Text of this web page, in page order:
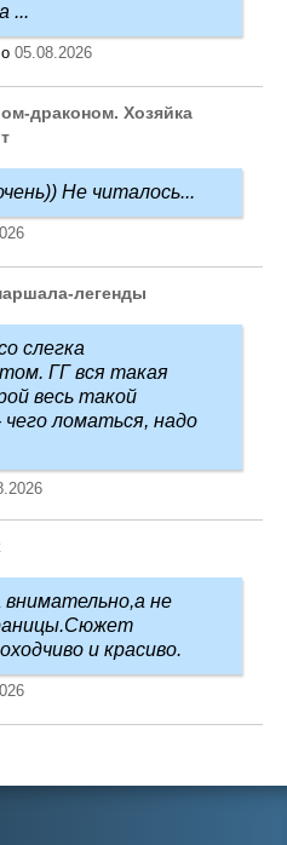
...
05.08.2026
драконом. Хозяйка
Не читалось...
легенды
слегка
ГГ вся такая
весь такой
ломаться, надо
не
и красиво.